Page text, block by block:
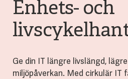
Enhets- och
Ge din IT längre livslängd,
miljöpåverkan. Med cirkulär IT